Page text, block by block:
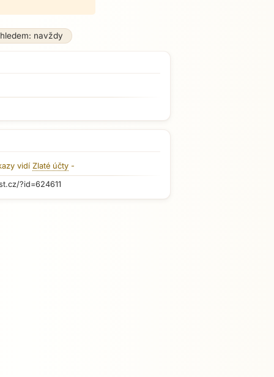
navždy
vidí Zlaté účty -
?id=624611